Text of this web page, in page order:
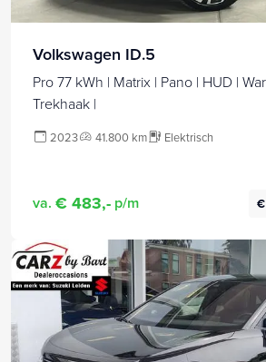
Volkswagen ID.5
Pro 77 kWh | Matrix | Pano | HUD |
Trekhaak |
2023 41.800 km Elektrisch
va. € 483,- p/m